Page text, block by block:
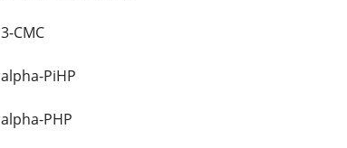
3-CMC
alpha-PiHP
alpha-PHP